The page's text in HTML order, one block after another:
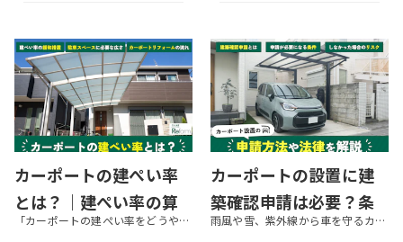
カーポートの建ぺい率
とは？｜建ぺい率の算
出方法やカーポート設「カーポートの建ぺい率をどうやって計算すればいい？」「建ぺい率によって申請などが必要？」と、カーポートを設置する前にしなければいけないことはたくさんあるため、疑問や不安を抱えている方もいるでしょう。 そこで本記事では、駐...
カーポートの設置に建
築確認申請は必要？条
件や申請方法・法律に雨風や雪、紫外線から車を守るカーポートは、設置時に建築確認申請が必要になるケースがあります。 申請を行わずに設置した場合、罰金や撤去命令が言いわたされるかもしれません。この記事では、カーポートの設置を検討している人に向け...